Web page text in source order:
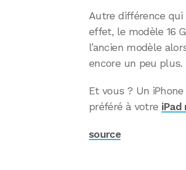
Autre différence qui
effet, le modèle 16
l’ancien modèle
encore un peu plus.
Et vous ? Un
préféré à votre iPad
source